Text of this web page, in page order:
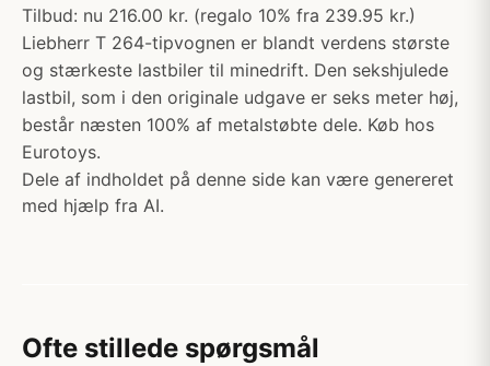
Tilbud: nu 216.00 kr. (regalo 10% fra 239.95 kr.)
Liebherr T 264-tipvognen er blandt verdens største
og stærkeste lastbiler til minedrift. Den sekshjulede
lastbil, som i den originale udgave er seks meter høj,
består næsten 100% af metalstøbte dele. Køb hos
Eurotoys.
Dele af indholdet på denne side kan være genereret
med hjælp fra AI.
Ofte stillede spørgsmål